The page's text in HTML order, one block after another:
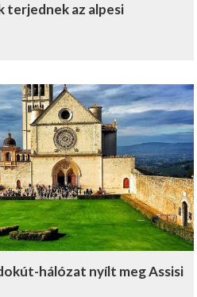
terjednek az alpesi
hálózat nyílt meg Assisi